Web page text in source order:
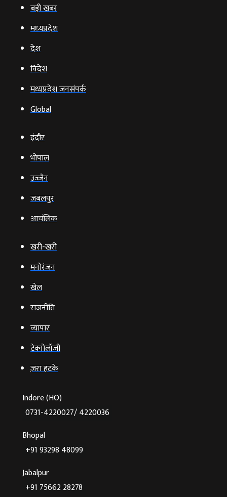
बड़ी खबर
मध्‍यप्रदेश
देश
विदेश
मध्यप्रदेश जनसंपर्क
Global
इंदौर
भोपाल
उज्‍जैन
जबलपुर
आचंलिक
खरी-खरी
मनोरंजन
खेल
राजनीति
व्‍यापार
टेक्‍नोलॉजी
ज़रा हटके
Indore (HO)
0731-4220027/ 4220036
Bhopal
+91 93298 48099
Jabalpur
+91 75662 28278